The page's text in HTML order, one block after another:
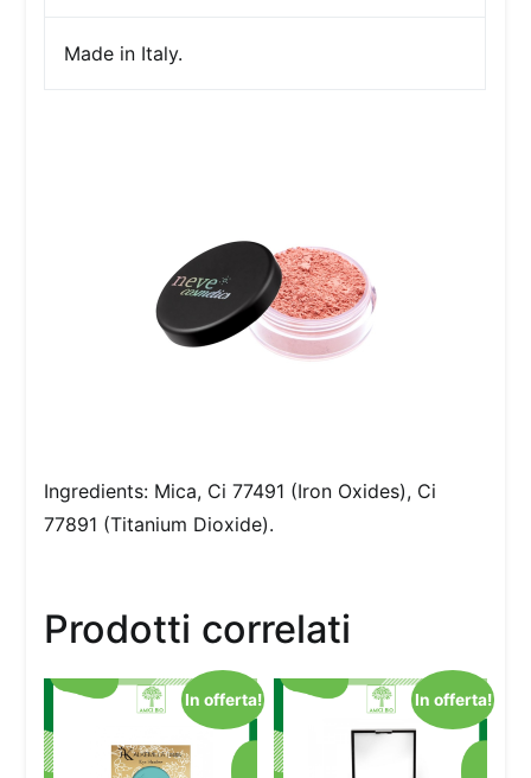
Made in Italy.
Ingredients: Mica, Ci 77491 (Iron Oxides), Ci
77891 (Titanium Dioxide).
Prodotti correlati
In offerta! In offerta!